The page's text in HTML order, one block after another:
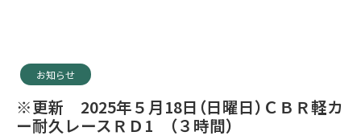
お知らせ
※更新 2025年５月18日（日曜日）ＣＢＲ軽カ
ー耐久レースＲＤ1 （３時間）